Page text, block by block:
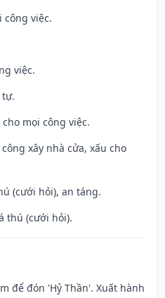
công việc.
việc.
tự.
mọi công việc.
xây nhà cửa, xấu cho
(cưới hỏi), an táng.
thú (cưới hỏi).
để đón 'Hỷ Thần'. Xuất hành